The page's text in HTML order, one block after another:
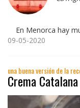
En Menorca hay
09-05-2020
una buena versión de la
Crema